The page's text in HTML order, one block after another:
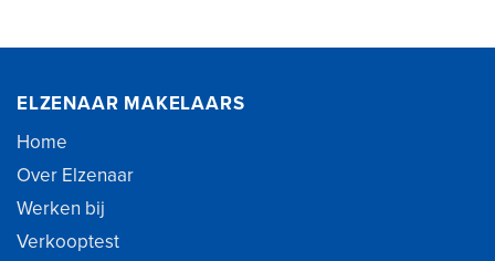
ELZENAAR MAKELAARS
Home
Over Elzenaar
Werken bij
Verkooptest